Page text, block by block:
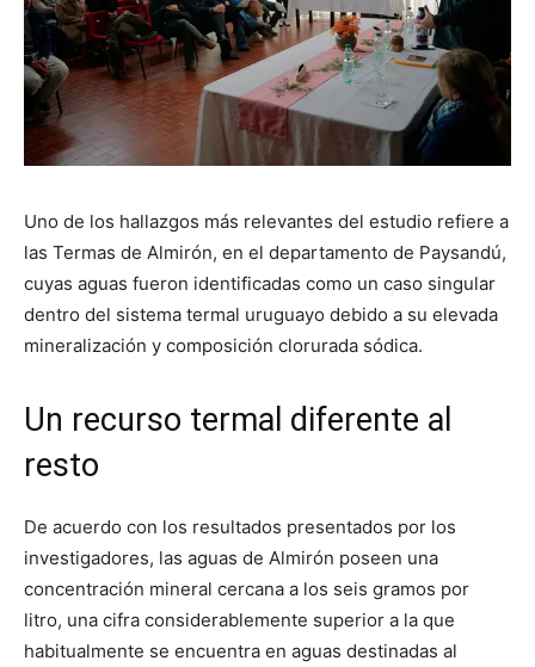
Uno de los hallazgos más relevantes del estudio refiere a
las Termas de Almirón, en el departamento de Paysandú,
cuyas aguas fueron identificadas como un caso singular
dentro del sistema termal uruguayo debido a su elevada
mineralización y composición clorurada sódica.
Un recurso termal diferente al
resto
De acuerdo con los resultados presentados por los
investigadores, las aguas de Almirón poseen una
concentración mineral cercana a los seis gramos por
litro, una cifra considerablemente superior a la que
habitualmente se encuentra en aguas destinadas al